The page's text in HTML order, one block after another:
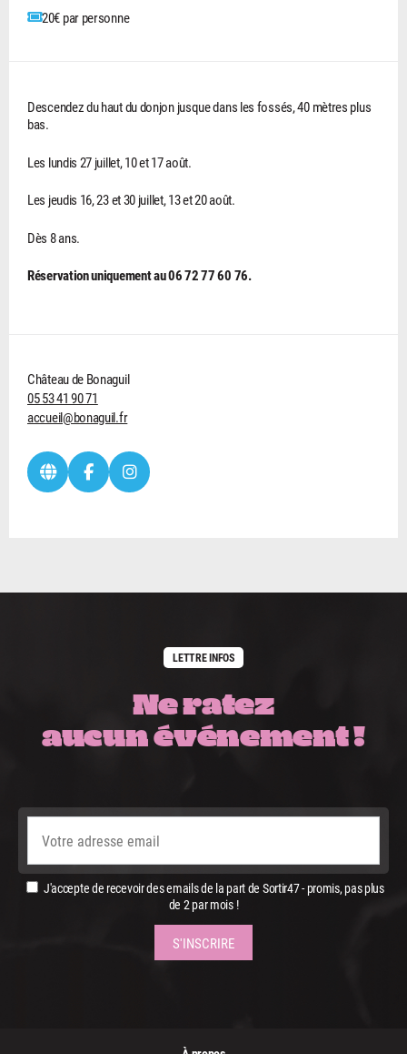
20€ par personne
Descendez du haut du donjon jusque dans les fossés, 40 mètres plus
bas.
Les lundis 27 juillet, 10 et 17 août.
Les jeudis 16, 23 et 30 juillet, 13 et 20 août.
Dès 8 ans.
Réservation uniquement au 06 72 77 60 76.
Château de Bonaguil
05 53 41 90 71
accueil@bonaguil.fr
LETTRE INFOS
Ne ratez
aucun événement !
J'accepte de recevoir des emails de la part de Sortir47 - promis, pas plus
de 2 par mois !